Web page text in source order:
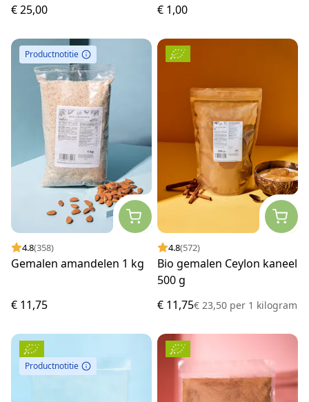
€ 25,00
€ 1,00
Productnotitie
4.8(358)
Gemalen amandelen 1 kg
€ 11,75
4.8(572)
Bio gemalen Ceylon kaneel
500 g
€ 11,75€ 23,50 per 1 kilogram
Productnotitie